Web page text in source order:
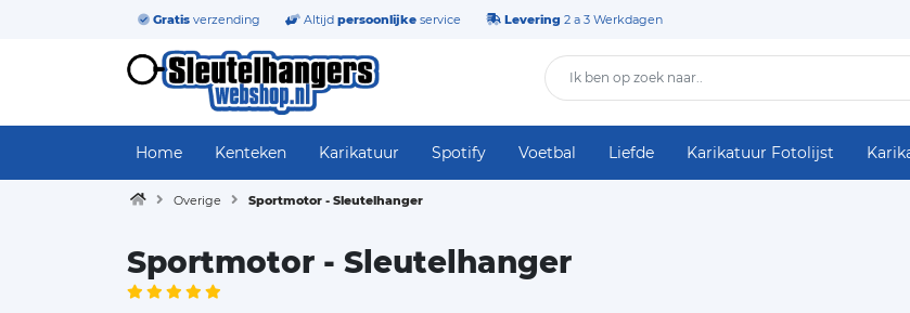
Gratis verzending Altijd persoonlijke service Levering 2 a 3 Werkdagen
Home Kenteken Karikatuur Spotify Voetbal Liefde Karikatuur Fotolijst
Overige Sportmotor - Sleutelhanger
Sportmotor - Sleutelhanger